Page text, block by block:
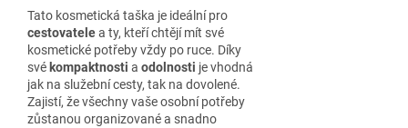
Tato kosmetická taška je ideální pro
cestovatelea ty, kteří chtějí mít své
kosmetické potřeby vždy po ruce. Díky
své kompaktnosti a odolnosti je vhodná
jak na služební cesty, tak na dovolené.
Zajistí, že všechny vaše osobní potřeby
zůstanou organizované a snadno